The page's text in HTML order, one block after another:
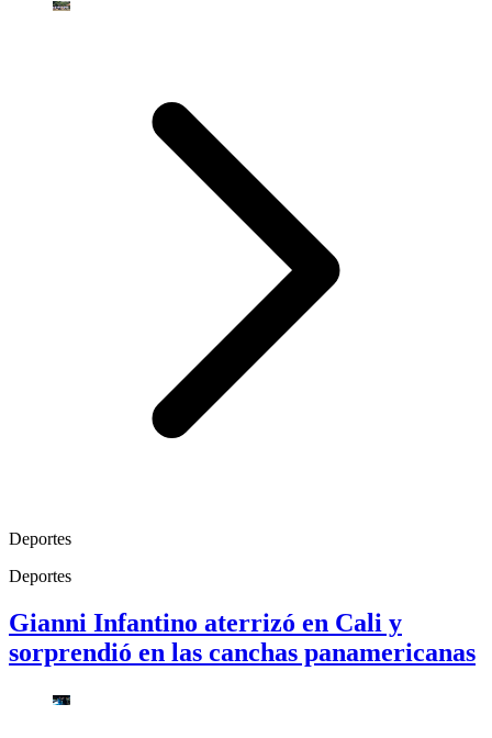
Deportes
Deportes
Gianni Infantino aterrizó en Cali y
sorprendió en las canchas panamericanas